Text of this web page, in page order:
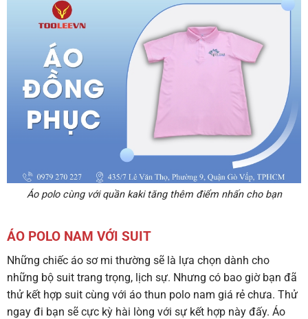
Áo polo cùng với quần kaki tăng thêm điểm nhấn cho bạn
ÁO POLO NAM VỚI SUIT
Những chiếc áo sơ mi thường sẽ là lựa chọn dành cho
những bộ suit trang trọng, lịch sự. Nhưng có bao giờ bạn đã
thử kết hợp suit cùng với áo thun polo nam giá rẻ chưa. Thử
ngay đi bạn sẽ cực kỳ hài lòng với sự kết hợp này đấy. Áo